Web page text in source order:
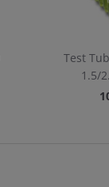
Test
1.5/